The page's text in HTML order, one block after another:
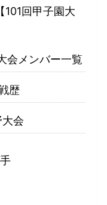
101回甲子園大
会メンバー一覧
歴
会